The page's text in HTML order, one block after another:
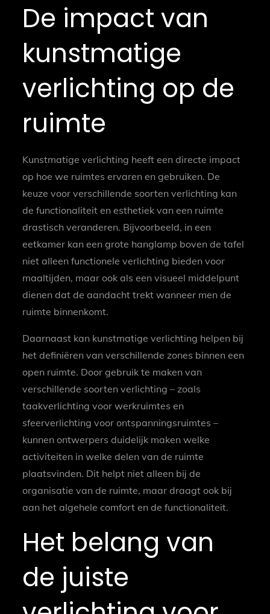
De impact van
kunstmatige
verlichting op de
ruimte
Kunstmatige verlichting heeft een directe impact
op hoe we ruimtes ervaren en gebruiken. De
keuze voor verschillende soorten verlichting kan
de functionaliteit en esthetiek van een ruimte
drastisch veranderen. Bijvoorbeeld, in een
eetkamer kan een grote hanglamp boven de tafel
niet alleen functionele verlichting bieden voor
maaltijden, maar ook als een visueel middelpunt
dienen dat de aandacht trekt wanneer men de
ruimte binnenkomt.
Daarnaast kan kunstmatige verlichting helpen bij
het definiëren van verschillende zones binnen een
open ruimte. Door gebruik te maken van
verschillende soorten verlichting – zoals
taakverlichting voor werkruimtes en
sfeerverlichting voor ontspanningsruimtes –
kunnen ontwerpers duidelijk maken welke
activiteiten in welke delen van de ruimte
plaatsvinden. Dit helpt niet alleen bij de
organisatie van de ruimte, maar draagt ook bij
aan het algehele comfort en de functionaliteit.
Het belang van
de juiste